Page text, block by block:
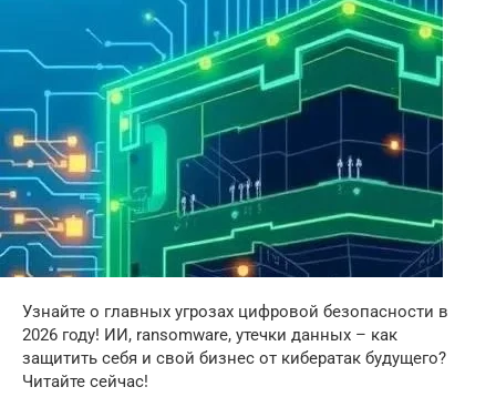
Узнайте о главных угрозах цифровой безопасности в
2026 году! ИИ, ransomware, утечки данных – как
защитить себя и свой бизнес от кибератак будущего?
Читайте сейчас!